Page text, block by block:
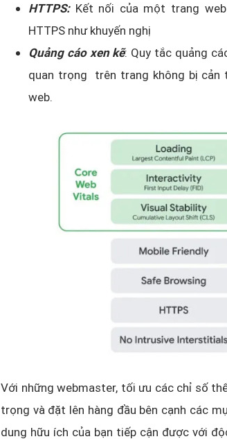
HTTPS:Kết nối của một trang
HTTPS như khuyến nghị
Quảng cáo xen kẽ: Quy tắc quảng
quan trọng trên trang không bị cản
web.
Với những webmaster, tối ưu các chỉ số
trọng và đặt lên hàng đầu bên cạnh các
dung hữu ích của bạn tiếp cận được với